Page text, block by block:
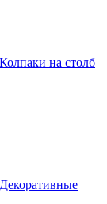
Колпаки на столб
Декоративные